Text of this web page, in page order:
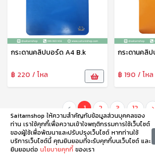
กระดานคลิปบอร์ด A4 B.k
฿ 220 / โหล
กระดานคลิ
฿ 190 / โหล
‹ 1 2 3 12 ›
Saitarnshop ให้ความสำคัญกับข้อมูลส่วนบุคคลของ
ท่าน เราใช้คุกกี้เพื่อความเข้าใจพฤติกรรมการใช้เว็บไซต์
ของผู้ใช้เพื่อพัฒนาและปรับปรุงเว็บไซต์ หากท่านใช้
บริการเว็บไซต์นี้ คุณยินยอมที่จะรับคุกกี้บนเว็บไซต์ และ
ยินยอมต่อ นโยบายคุกกี้ ของเรา